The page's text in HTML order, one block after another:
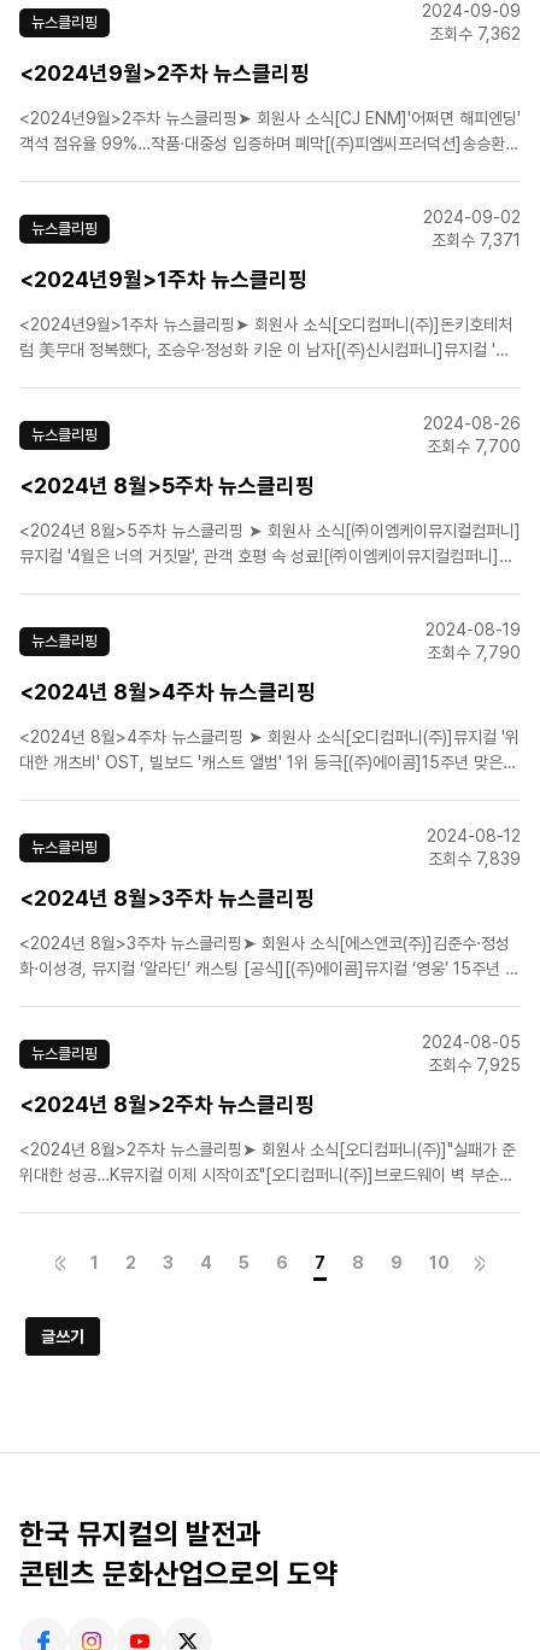
지컬 '빈센트 반 고흐' 10주년 공연 성..
뉴스클리핑
2024-09-09
조회수 7,362
<2024년9월>2주차 뉴스클리핑
<2024년9월>2주차 뉴스클리핑➤ 회원사 소식[CJ ENM]'어쩌면 해피엔딩'
객석 점유율 99%…작품·대중성 입증하며 폐막[(주)피엠씨프러덕션]송승환
극 무대로 갑니다”[경제 핫 클립] 뮤지컬 ..
뉴스클리핑
2024-09-02
조회수 7,371
<2024년9월>1주차 뉴스클리핑
<2024년9월>1주차 뉴스클리핑➤ 회원사 소식[오디컴퍼니(주)]돈키호테처
럼 美무대 정복했다, 조승우·정성화 키운 이 남자[(주)신시컴퍼니]뮤지컬 '빌
연, 9월5일 티켓 오픈[(주)에이..
뉴스클리핑
2024-08-26
조회수 7,700
<2024년 8월>5주차 뉴스클리핑
<2024년 8월>5주차 뉴스클리핑 ➤ 회원사 소식[㈜이엠케이뮤지컬컴퍼니]
뮤지컬 '4월은 너의 거짓말', 관객 호평 속 성료![㈜이엠케이뮤지컬컴퍼니]뮤
'킹키부츠' 10주년 공연..
뉴스클리핑
2024-08-19
조회수 7,790
<2024년 8월>4주차 뉴스클리핑
<2024년 8월>4주차 뉴스클리핑 ➤ 회원사 소식[오디컴퍼니(주)]뮤지컬 '위
대한 개츠비' OST, 빌보드 '캐스트 앨범' 1위 등극[(주)에이콤]15주년 맞은
'조로: 액터..
뉴스클리핑
2024-08-12
조회수 7,839
<2024년 8월>3주차 뉴스클리핑
<2024년 8월>3주차 뉴스클리핑➤ 회원사 소식[에스앤코(주)]김준수·정성
화·이성경, 뮤지컬 ‘알라딘’ 캐스팅 [공식][(주)에이콤]뮤지컬 ‘영웅’ 15주년 기
ENM]주크박스 ..
뉴스클리핑
2024-08-05
조회수 7,925
<2024년 8월>2주차 뉴스클리핑
<2024년 8월>2주차 뉴스클리핑➤ 회원사 소식[오디컴퍼니(주)]"실패가 준
위대한 성공…K뮤지컬 이제 시작이죠"[오디컴퍼니(주)]브로드웨이 벽 부순
1 2 3 4 5 6 7 8 9 10
글쓰기
한국 뮤지컬의 발전과
콘텐츠 문화산업으로의 도약